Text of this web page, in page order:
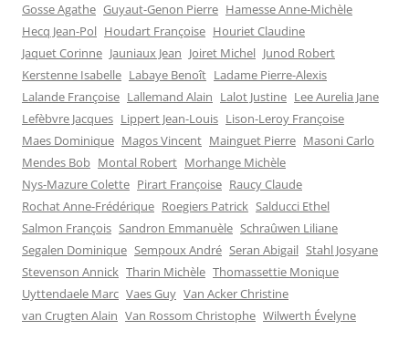
Gosse Agathe Guyaut-Genon Pierre Hamesse Anne-Michèle
Hecq Jean-Pol Houdart Françoise Houriet Claudine
Jaquet Corinne Jauniaux Jean Joiret Michel Junod Robert
Kerstenne Isabelle Labaye Benoît Ladame Pierre-Alexis
Lalande Françoise Lallemand Alain Lalot Justine Lee Aurelia Jane
Lefèbvre Jacques Lippert Jean-Louis Lison-Leroy Françoise
Maes Dominique Magos Vincent Mainguet Pierre Masoni Carlo
Mendes Bob Montal Robert Morhange Michèle
Nys-Mazure Colette Pirart Françoise Raucy Claude
Rochat Anne-Frédérique Roegiers Patrick Salducci Ethel
Salmon François Sandron Emmanuèle Schraûwen Liliane
Segalen Dominique Sempoux André Seran Abigail Stahl Josyane
Stevenson Annick Tharin Michèle Thomassettie Monique
Uyttendaele Marc Vaes Guy Van Acker Christine
van Crugten Alain Van Rossom Christophe Wilwerth Évelyne